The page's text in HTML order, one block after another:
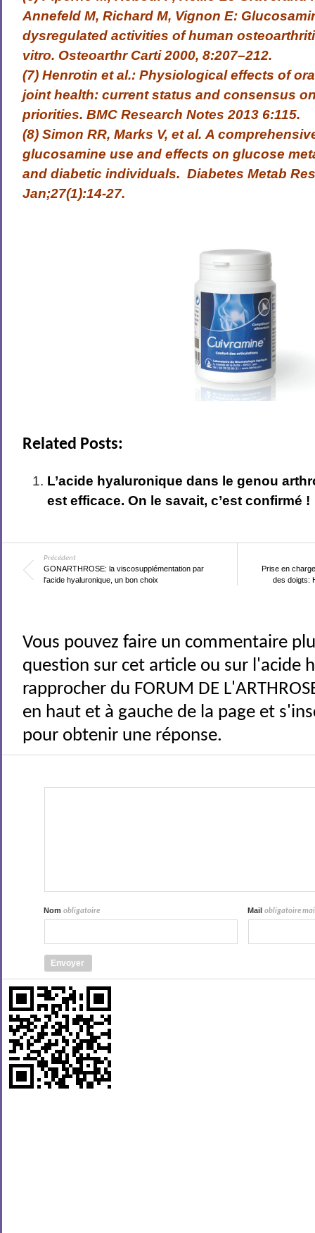
Annefeld M, Richard M, Vignon E:
dysregulated activities of human
vitro. Osteoarthr Carti 2000, 8:207–212.
(7) Henrotin et al.: Physiological effects of
joint health: current status and consensus
priorities. BMC Research Notes 2013 6:115.
(8)Simon RR, Marks V,et al.A
glucosamine use and effects on glucose
and diabetic individuals.Diabetes Metab
Jan;27(1):14-27.
Related Posts:
L’acide hyaluronique dans le genou
est efficace. On le savait, c’est confirmé !
Précédent
GONARTHROSE: la viscosupplémentation par
l'acide hyaluronique, un bon choix
Prise en
des doigts:
Vous pouvez faire un commentaire
question sur cet article ou sur l'acide
rapprocher du FORUM DE
en haut et à gauche de la page et
pour obtenir une réponse.
Nomobligatoire Mailobligatoire